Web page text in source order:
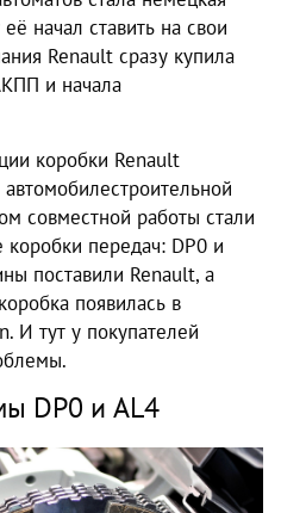
начал ставить на свои
Renault сразу купила
и начала
коробки Renault
совместной работы стали
коробки передач: DP0 и
поставили Renault, а
появилась в
И тут у покупателей
DP0 и AL4